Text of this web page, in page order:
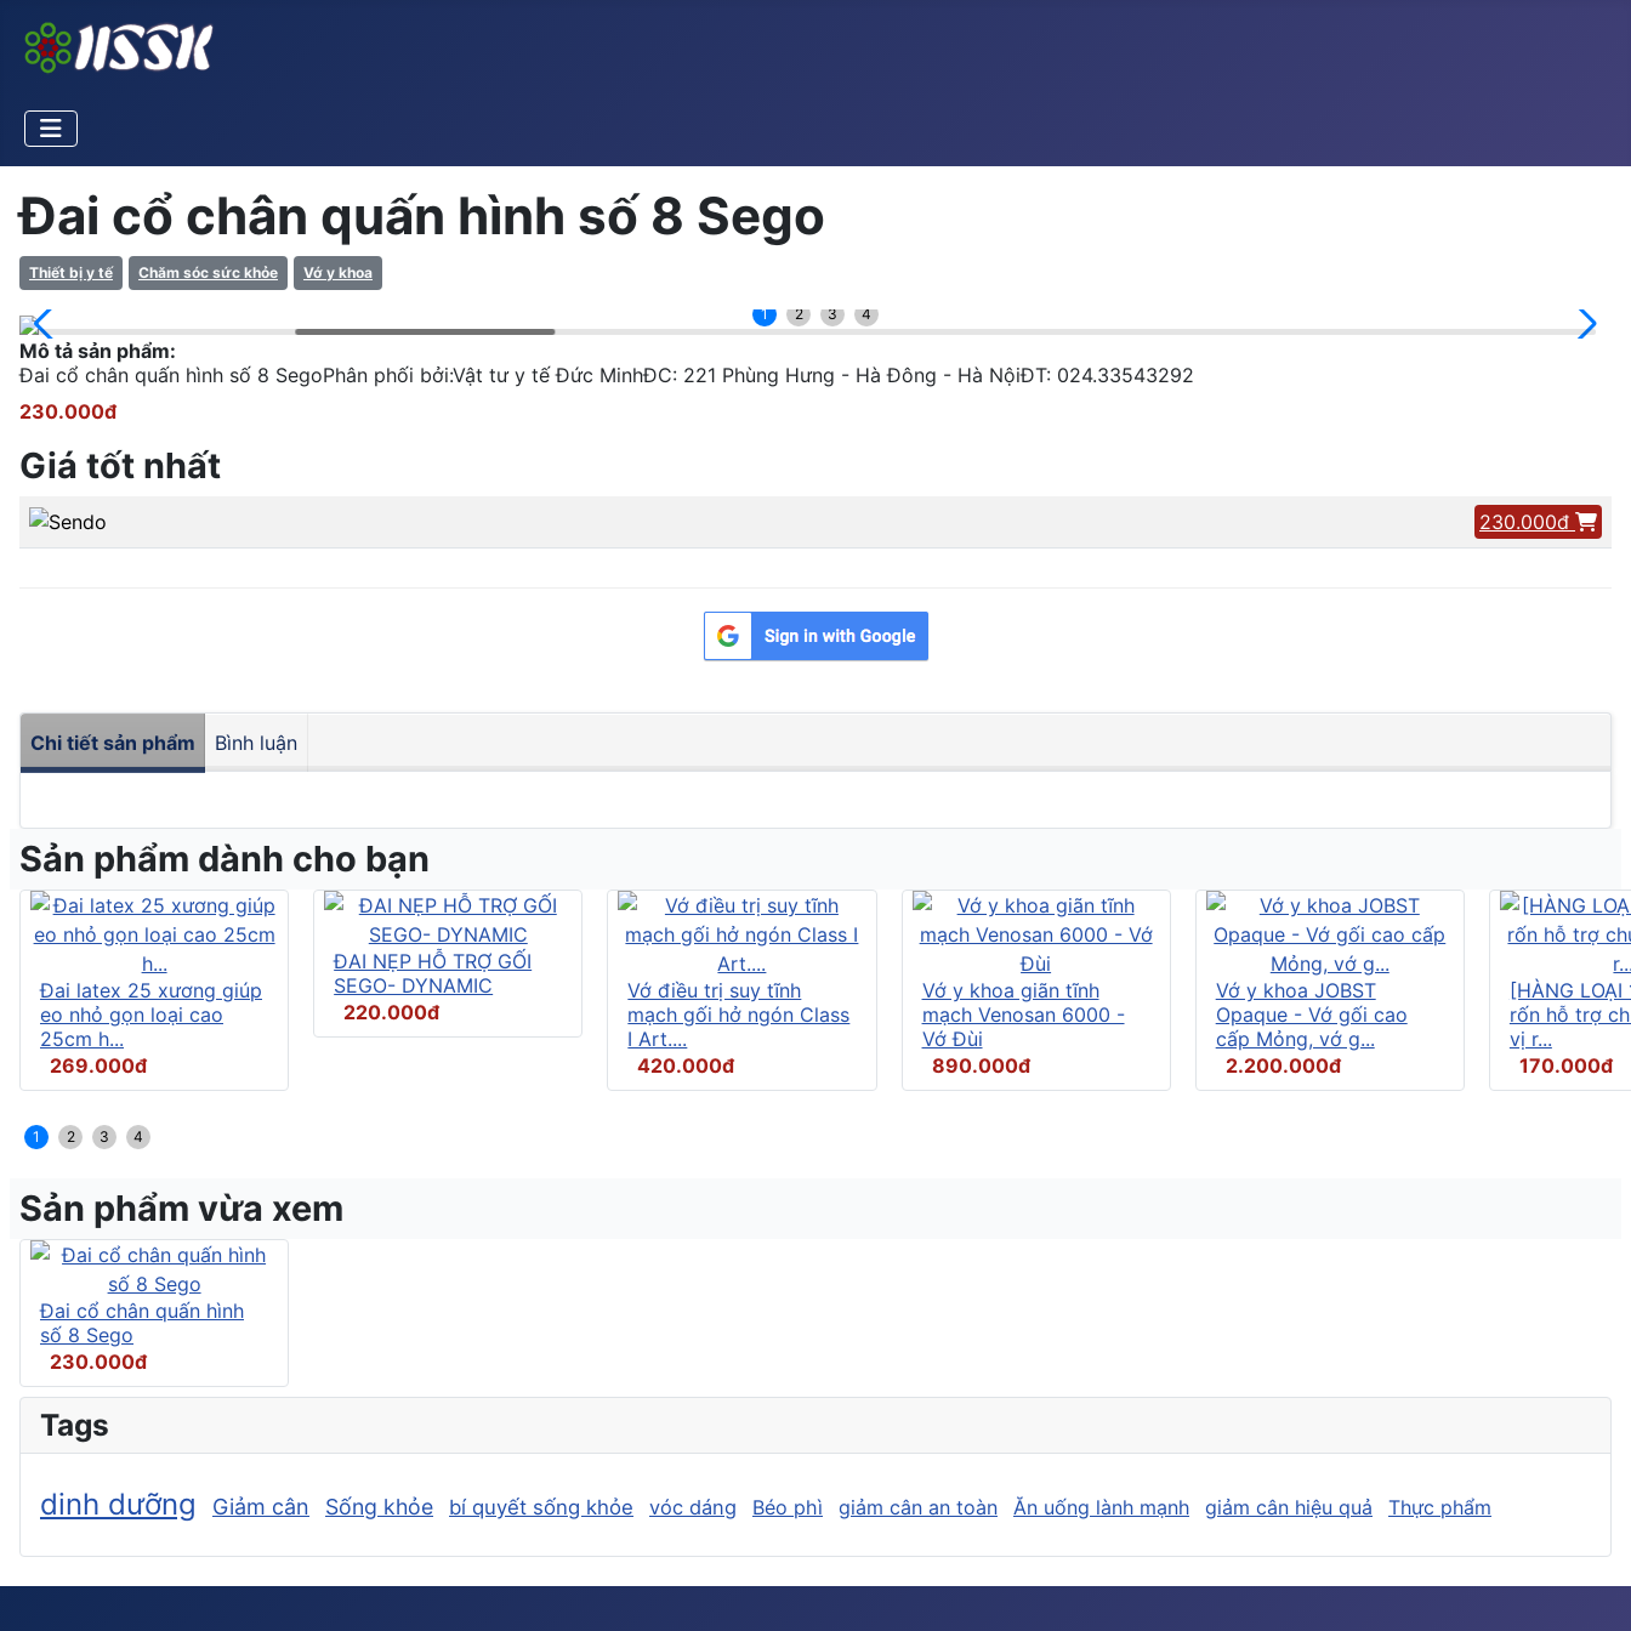
Đai cổ chân quấn hình số 8 Sego
Thiết bị y tế Chăm sóc sức khỏe Vớ y khoa
1 2 3 4
Mô tả sản phẩm:
Đai cổ chân quấn hình số 8 SegoPhân phối bởi:Vật tư y tế Đức MinhĐC: 221 Phùng Hưng - Hà Đông - Hà NộiĐT: 024.33543292
230.000đ
Giá tốt nhất
230.000đ
Chi tiết sản phẩm Bình luận
Sản phẩm dành cho bạn
Đai latex 25 xương giúp
eo nhỏ gọn loại cao
25cm h...
269.000đ
ĐAI NẸP HỖ TRỢ GỐI
SEGO- DYNAMIC
220.000đ
Vớ điều trị suy tĩnh
mạch gối hở ngón Class
I Art....
420.000đ
Vớ y khoa giãn tĩnh
mạch Venosan 6000 -
Vớ Đùi
890.000đ
Vớ y khoa JOBST
Opaque - Vớ gối cao
cấp Mỏng, vớ g...
2.200.000đ
[HÀNG
rốn hỗ trợ
vị r...
170.000đ
1 2 3 4
Sản phẩm vừa xem
Đai cổ chân quấn hình
số 8 Sego
230.000đ
Tags
dinh dưỡng Giảm cân Sống khỏe bí quyết sống khỏe vóc dáng Béo phì giảm cân an toàn Ăn uống lành mạnh giảm cân hiệu quả Thực phẩm